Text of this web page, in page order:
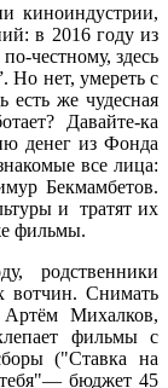
киноиндустрии,
в 2016 году из
честному, здесь
Но нет, умереть с
есть же чудесная
Давайте-ка
денег из Фонда
все лица:
Бекмамбетов.
и тратят их
фильмы.
родственники
вотчин. Снимать
Михалков,
фильмы с
("Ставка на
бюджет 45